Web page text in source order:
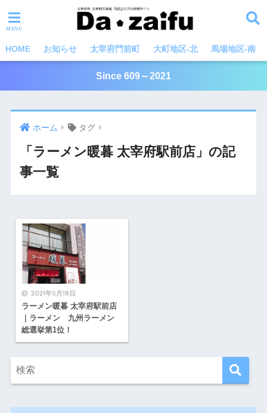
HOME お知らせ 太宰府門前町 大町地区-北 馬場地区-南
Since 609～2021
ホーム タグ
「ラーメン暖暮 太宰府駅前店」の記
事一覧
2021年5月18日
ラーメン暖暮 太宰府駅前店
｜ラーメン 九州ラーメン
総選挙第1位！